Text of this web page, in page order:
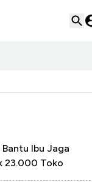
Ibu Jaga
23.000 Toko